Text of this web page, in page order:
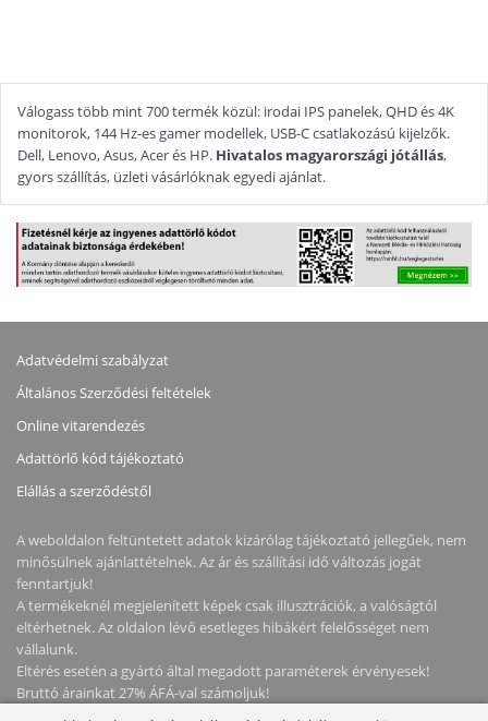
Válogass több mint 700 termék közül: irodai IPS panelek, QHD és 4K
monitorok, 144 Hz-es gamer modellek, USB-C csatlakozású kijelzők.
Dell, Lenovo, Asus, Acer és HP. Hivatalos magyarországi jótállás,
gyors szállítás, üzleti vásárlóknak egyedi ajánlat.
Adatvédelmi szabályzat
Általános Szerződési feltételek
Online vitarendezés
Adattörlő kód tájékoztató
Elállás a szerződéstől
A weboldalon feltüntetett adatok kizárólag tájékoztató jellegűek, nem
minősülnek ajánlattételnek. Az ár és szállítási idő változás jogát
fenntartjuk!
A termékeknél megjelenített képek csak illusztrációk, a valóságtól
eltérhetnek. Az oldalon lévő esetleges hibákért felelősséget nem
vállalunk.
Eltérés esetén a gyártó által megadott paraméterek érvényesek!
Bruttó árainkat 27% ÁFÁ-val számoljuk!